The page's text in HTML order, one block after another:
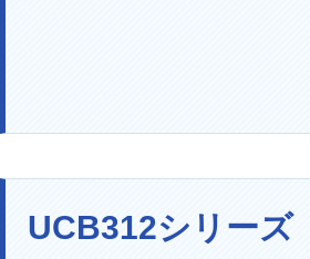
UCB312シリーズ